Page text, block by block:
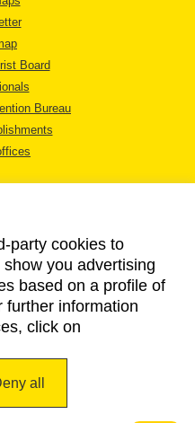
Board
Bureau
party cookies to
you advertising
based on a profile of
further information
click on
all